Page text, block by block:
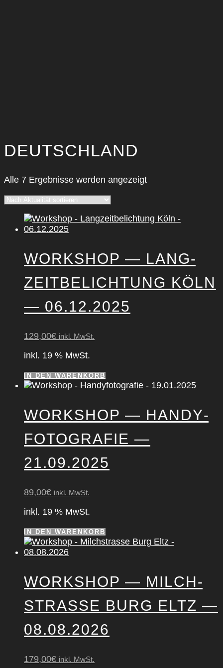
DEUTSCHLAND
Alle 7 Ergebnisse werden angezeigtNach
WORK­SHOP — LANG­
ZEIT­BE­LICH­TUNG KÖLN
— 06.12.2025
129,00€ inkl. MwSt.
inkl. 19 % MwSt.
IN DEN WARENKORB
WORK­SHOP — HAN­DY­
FO­TO­GRA­FIE —
21.09.2025
89,00€ inkl. MwSt.
inkl. 19 % MwSt.
IN DEN WARENKORB
WORK­SHOP — MILCH­
STRAS­SE BURG ELTZ —
08.08.2026
179,00€ inkl. MwSt.